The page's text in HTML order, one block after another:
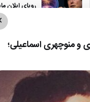
رویای ایلان
درگیری
طرف مُرد!
پایان…
منوچهری اسماعیلی؛